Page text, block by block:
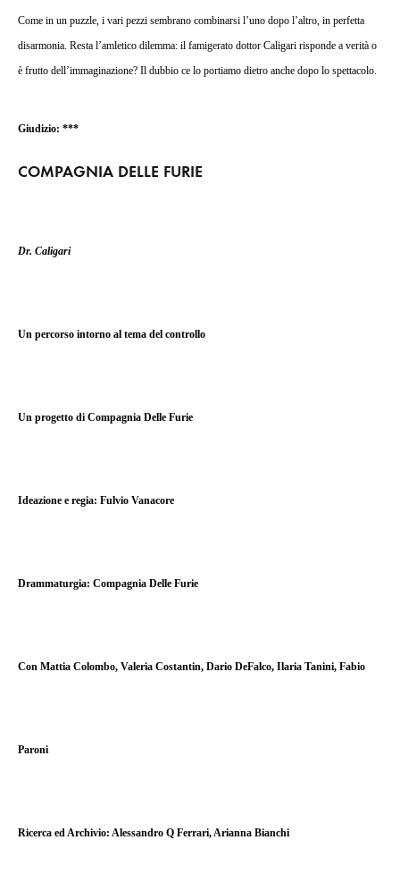
Come in un puzzle, i vari pezzi sembrano combinarsi l’uno dopo l’altro, in perfetta
disarmonia. Resta l’amletico dilemma: il famigerato dottor Caligari risponde a verità o
è frutto dell’immaginazione? Il dubbio ce lo portiamo dietro anche dopo lo spettacolo.
Giudizio: ***
COMPAGNIA DELLE FURIE
Dr. Caligari
Un percorso intorno al tema del controllo
Un progetto di Compagnia Delle Furie
Ideazione e regia: Fulvio Vanacore
Drammaturgia: Compagnia Delle Furie
Con Mattia Colombo, Valeria Costantin, Dario DeFalco, Ilaria Tanini, Fabio
Paroni
Ricerca ed Archivio: Alessandro Q Ferrari, Arianna Bianchi